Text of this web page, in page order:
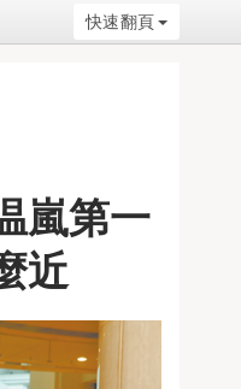
快速翻頁
嵐第一
近